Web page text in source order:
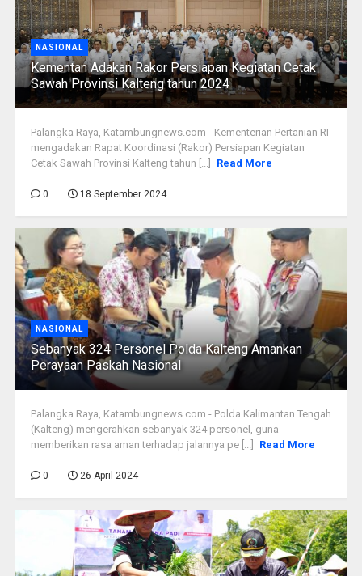
NASIONAL
Kementan Adakan Rakor Persiapan Kegiatan Cetak
Sawah Provinsi Kalteng tahun 2024
Palangka Raya, Katambungnews.com - Kementerian Pertanian RI
mengadakan Rapat Koordinasi (Rakor) Persiapan Kegiatan
Cetak Sawah Provinsi Kalteng tahun [...]
Read More
0 18 September 2024
NASIONAL
Sebanyak 324 Personel Polda Kalteng Amankan
Perayaan Paskah Nasional
Palangka Raya, Katambungnews.com - Polda Kalimantan Tengah
(Kalteng) mengerahkan sebanyak 324 personel, guna
memberikan rasa aman terhadap jalannya pe [...]
Read More
0 26 April 2024